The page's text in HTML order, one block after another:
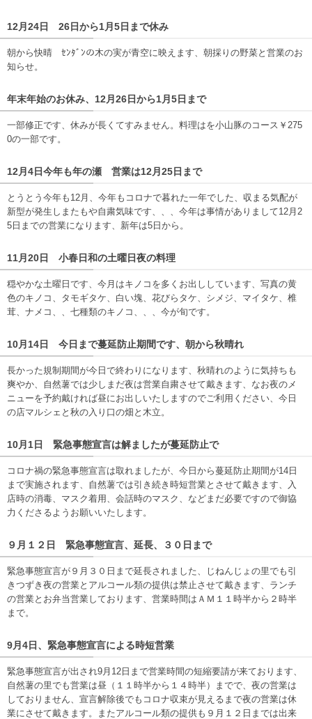
12月24日 26日から1月5日まで休み
朝から快晴 ｾﾝﾀﾞﾝの木の実が青空に映えます、朝採りの野菜と営業のお
知らせ。
年末年始のお休み、12月26日から1月5日まで
一部修正です、休みが長くてすみません。料理はを小山豚のコース￥275
0の一部です。
12月4日今年も年の瀬 営業は12月25日まで
とうとう今年も12月、今年もコロナで暮れた一年でした、収まる気配が
新型が発生しまたもや自粛気味です、、、今年は事情がありまして12月2
5日までの営業になります、新年は5日から。
11月20日 小春日和の土曜日夜の料理
穏やかな土曜日です、今月はキノコを多くお出ししています、写真の黄
色のキノコ、タモギタケ、白い塊、花びらタケ、シメジ、マイタケ、椎
茸、ナメコ、、七種類のキノコ、、、今が旬です。
10月14日 今日まで蔓延防止期間です、朝から秋晴れ
長かった規制期間が今日で終わりになります、秋晴れのように気持ちも
爽やか、自然薯では少しまだ夜は営業自粛させて戴きます、なお夜のメ
ニューを予約戴ければ昼にお出しいたしますのでご利用ください、今日
の店マルシェと秋の入り口の畑と木立。
10月1日 緊急事態宣言は解ましたが蔓延防止で
コロナ禍の緊急事態宣言は取れましたが、今日から蔓延防止期間が14日
まで実施されます、自然薯では引き続き時短営業とさせて戴きます、入
店時の消毒、マスク着用、会話時のマスク、などまだ必要ですので御協
力くださるようお願いいたします。
９月１２日 緊急事態宣言、延長、３０日まで
緊急事態宣言が９月３０日まで延長されました、じねんじょの里でも引
きつずき夜の営業とアルコール類の提供は禁止させて戴きます、ランチ
の営業とお弁当営業しております、営業時間はＡＭ１１時半から２時半
まで。
9月4日、緊急事態宣言による時短営業
緊急事態宣言が出され9月12日まで営業時間の短縮要請が来ております、
自然薯の里でも営業は昼（１１時半から１４時半）までで、夜の営業は
しておりません、宣言解除後でもコロナ収束が見えるまで夜の営業は休
業にさせて戴きます。またアルコール類の提供も９月１２日までは出来